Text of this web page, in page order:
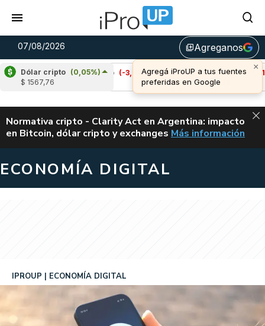
07/08/2026 library_addAgreganos
×
Agregá iProUP a tus fuentes
preferidas en Google
Dólar cripto (0,05%)
$ 1567,76
Cardano (-3,98%)
Avalanche (-1,41%)
u$s 6,38
ALERTA
Normativa cripto - Clarity Act en Argentina: impacto
en Bitcoin, dólar cripto y exchanges CLARITY ACT EN
Más información
ECONOMÍA DIGITAL
IPROUP ECONOMÍA DIGITAL